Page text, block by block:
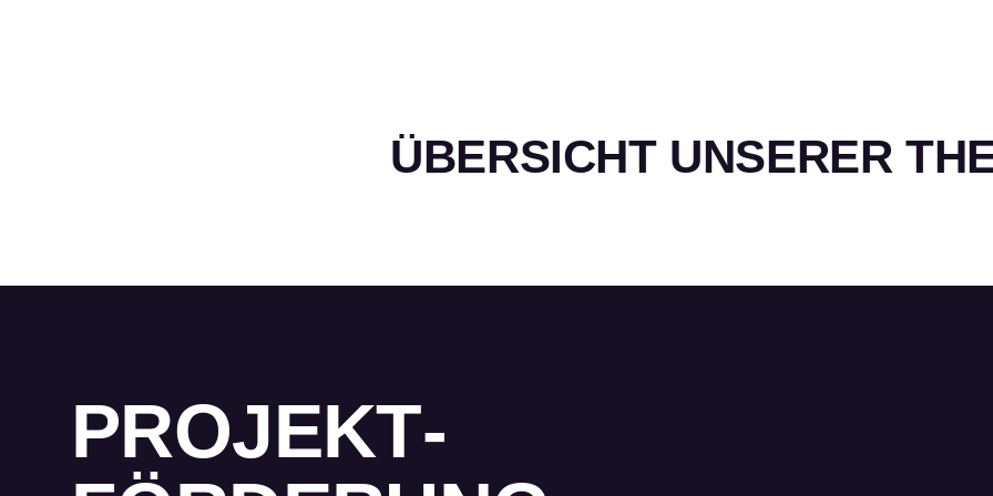
ÜBERSICHT UNSERER
PROJEKT­